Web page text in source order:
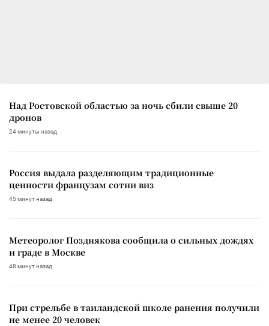
Над Ростовской областью за ночь сбили свыше 20
дронов
24 минуты назад
Россия выдала разделяющим традиционные
ценности французам сотни виз
45 минут назад
Метеоролог Позднякова сообщила о сильных дождях
и граде в Москве
48 минут назад
При стрельбе в таиландской школе ранения получили
не менее 20 человек